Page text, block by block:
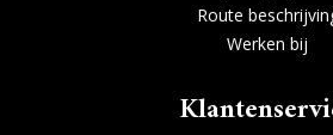
Route
Werken bij